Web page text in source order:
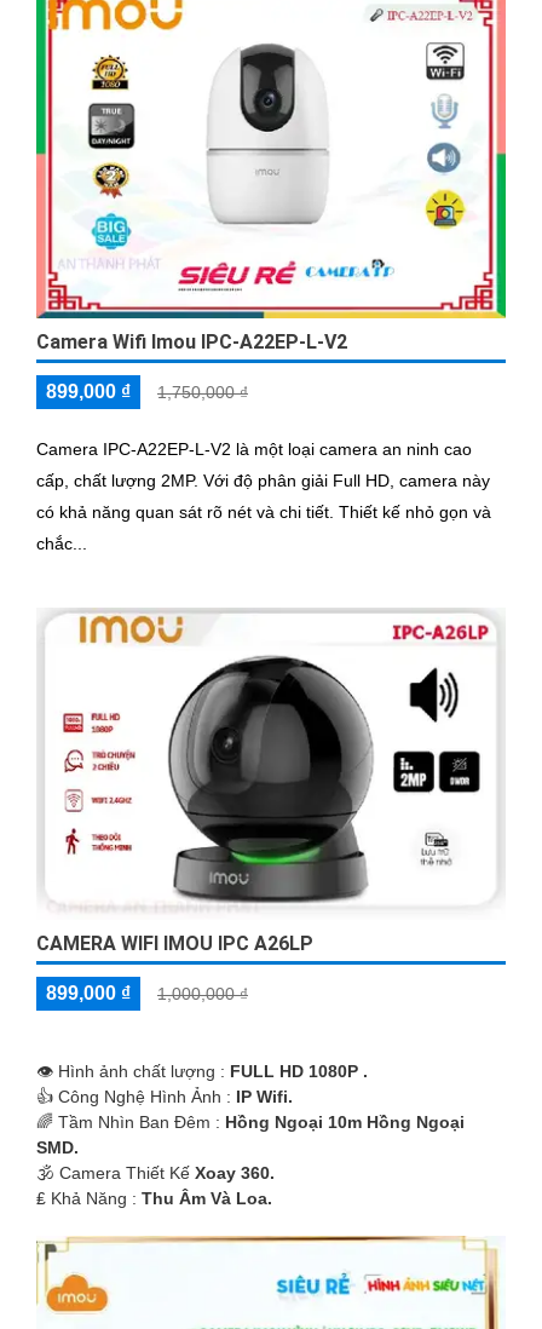
Camera Wifi Imou IPC-A22EP-L-V2
899,000 ₫ 1,750,000 ₫
Camera IPC-A22EP-L-V2 là một loại camera an ninh cao
cấp, chất lượng 2MP. Với độ phân giải Full HD, camera này
có khả năng quan sát rõ nét và chi tiết. Thiết kế nhỏ gọn và
chắc...
CAMERA WIFI IMOU IPC A26LP
899,000 ₫ 1,000,000 ₫
👁 Hình ảnh chất lượng : FULL HD 1080P .
👍 Công Nghệ Hình Ảnh : IP Wifi.
🌈 Tầm Nhìn Ban Đêm : Hồng Ngoại 10m Hồng Ngoại
SMD.
🕉️ Camera Thiết Kế Xoay 360.
️₤ Khả Năng : Thu Âm Và Loa.